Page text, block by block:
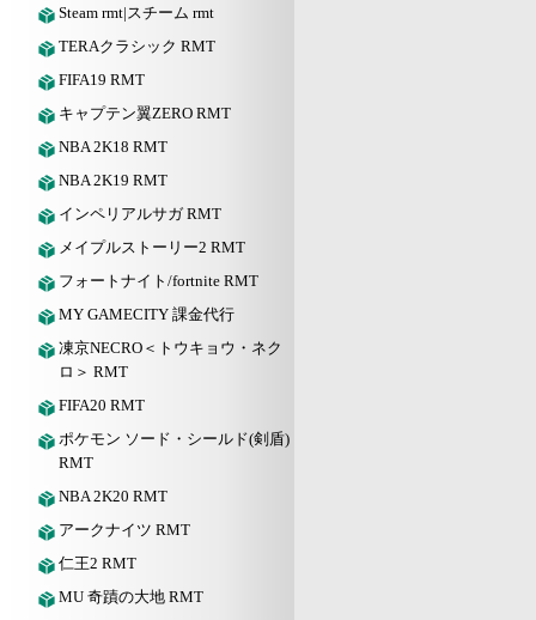
Steam rmt|スチーム rmt
TERAクラシック RMT
FIFA19 RMT
キャプテン翼ZERO RMT
NBA 2K18 RMT
NBA 2K19 RMT
インペリアルサガ RMT
メイプルストーリー2 RMT
フォートナイト/fortnite RMT
MY GAMECITY 課金代行
凍京NECRO＜トウキョウ・ネク
ロ＞ RMT
FIFA20 RMT
ポケモン ソード・シールド(剣盾)
RMT
NBA 2K20 RMT
アークナイツ RMT
仁王2 RMT
MU 奇蹟の大地 RMT